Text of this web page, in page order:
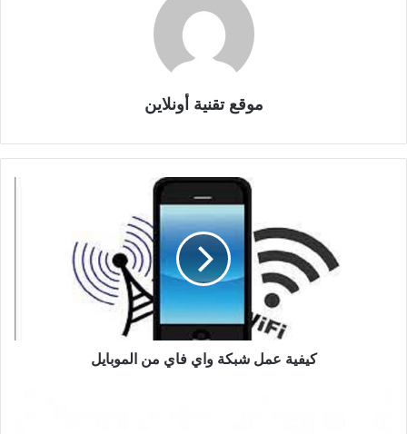
موقع تقنية أونلاين
كيفية عمل شبكة واي فاي من الموبايل